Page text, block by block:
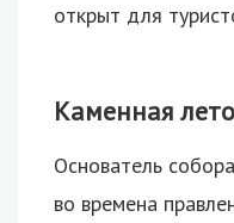
открыт для
Каменная
Основатель
во времена